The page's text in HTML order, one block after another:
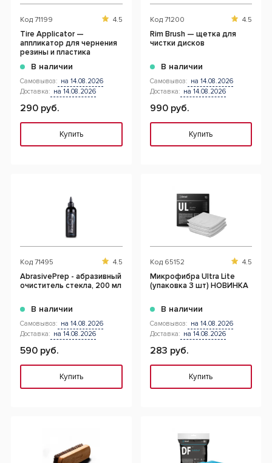
Код 71199 4.5
Tire Applicator —
аппликатор для чернения
резины и пластика
В наличии
Самовывоз: на 14.08.2026
Доставка: на 14.08.2026
290 руб.
Купить
Код 71200 4.5
Rim Brush — щетка для
чистки дисков
В наличии
Самовывоз: на 14.08.2026
Доставка: на 14.08.2026
990 руб.
Купить
Код 71495 4.5
AbrasivePrep - абразивный
очиститель стекла, 200 мл
В наличии
Самовывоз: на 14.08.2026
Доставка: на 14.08.2026
590 руб.
Купить
Код 65152 4.5
Микрофибра Ultra Lite
(упаковка 3 шт) НОВИНКА
В наличии
Самовывоз: на 14.08.2026
Доставка: на 14.08.2026
283 руб.
Купить